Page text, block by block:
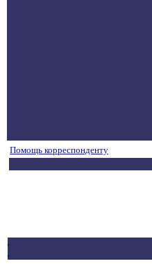
Помощь корреспонденту